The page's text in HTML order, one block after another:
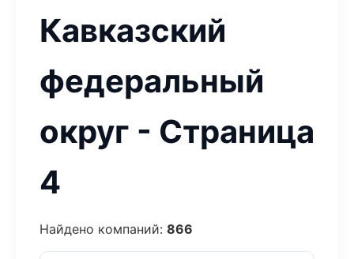
Кавказский
федеральный
округ - Страница
4
Найдено компаний: 866